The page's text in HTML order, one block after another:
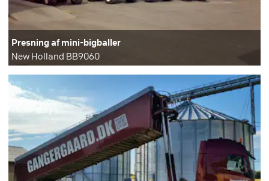
Presning af mini-bigballer
New Holland BB9060